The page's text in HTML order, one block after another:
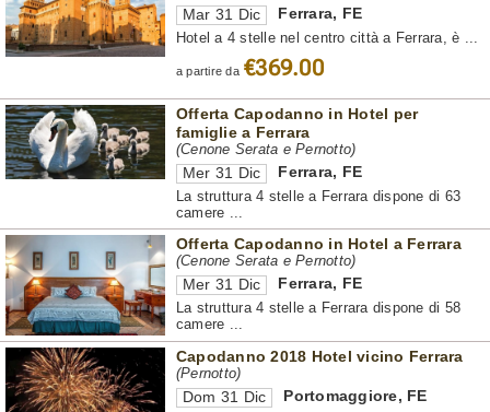
Mar 31 Dic Ferrara, FE
Hotel a 4 stelle nel centro città a Ferrara, è ...
a partire da €369.00
Offerta Capodanno in Hotel per
famiglie a Ferrara
(Cenone Serata e Pernotto)
Mer 31 Dic Ferrara, FE
La struttura 4 stelle a Ferrara dispone di 63
camere ...
Offerta Capodanno in Hotel a Ferrara
(Cenone Serata e Pernotto)
Mer 31 Dic Ferrara, FE
La struttura 4 stelle a Ferrara dispone di 58
camere ...
Capodanno 2018 Hotel vicino Ferrara
(Pernotto)
Dom 31 Dic Portomaggiore, FE